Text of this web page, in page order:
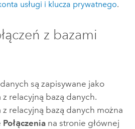
usługi i klucza prywatnego.
z bazami
są zapisywane jako
relacyjną bazą danych.
z relacyjną bazą danych można
Połączeniana stronie głównej